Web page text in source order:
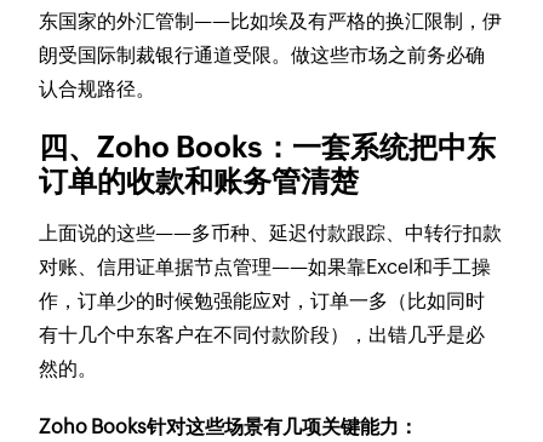
东国家的外汇管制——比如埃及有严格的换汇限制，伊
朗受国际制裁银行通道受限。做这些市场之前务必确
认合规路径。
四、Zoho Books：一套系统把中东
订单的收款和账务管清楚
上面说的这些——多币种、延迟付款跟踪、中转行扣款
对账、信用证单据节点管理——如果靠Excel和手工操
作，订单少的时候勉强能应对，订单一多（比如同时
有十几个中东客户在不同付款阶段），出错几乎是必
然的。
Zoho Books针对这些场景有几项关键能力：